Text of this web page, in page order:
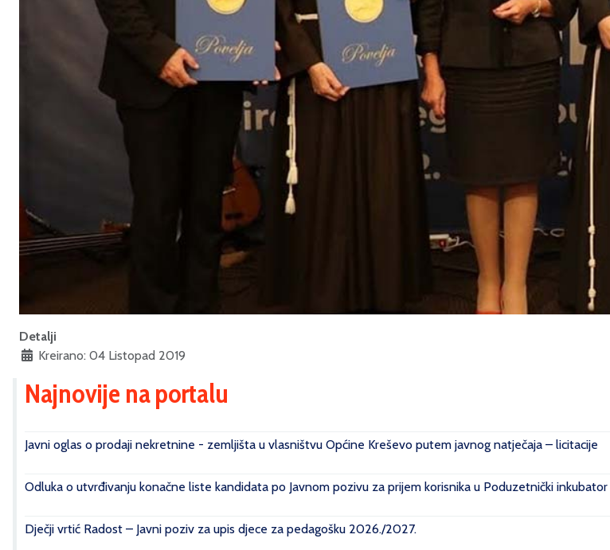
Detalji
Kreirano: 04 Listopad 2019
Najnovije na portalu
Javni oglas o prodaji nekretnine - zemljišta u vlasništvu Općine Kreševo putem javnog natječaja – licitacije
Odluka o utvrđivanju konačne liste kandidata po Javnom pozivu za prijem korisnika u Poduzetnički inkubator
Dječji vrtić Radost – Javni poziv za upis djece za pedagošku 2026./2027.